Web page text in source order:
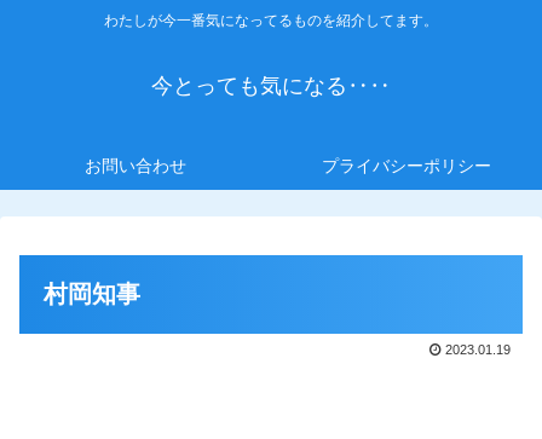
わたしが今一番気になってるものを紹介してます。
今とっても気になる‥‥
お問い合わせ プライバシーポリシー
村岡知事
2023.01.19